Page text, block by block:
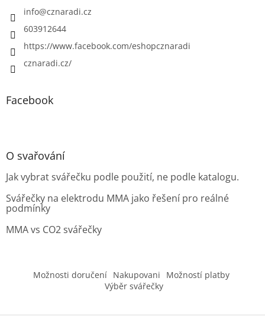
info@cznaradi.cz
603912644
https://www.facebook.com/eshopcznaradi
cznaradi.cz/
Facebook
O svařování
Jak vybrat svářečku podle použití, ne podle katalogu.
Svářečky na elektrodu MMA jako řešení pro reálné
podmínky
MMA vs CO2 svářečky
Možnosti doručení Nakupovani
Možností platby
Výběr svářečky